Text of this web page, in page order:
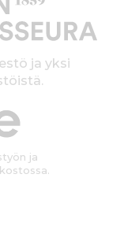
ja yksi
ja